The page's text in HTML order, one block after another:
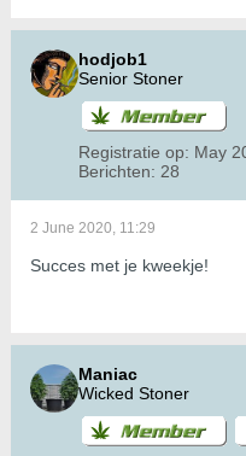
hodjob1
Senior Stoner
Registratie op: May
Berichten: 28
2 June 2020, 11:29
Succes met je kweekje!
Maniac
Wicked Stoner